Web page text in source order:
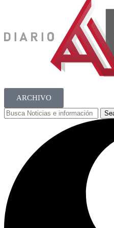
ARCHIVO